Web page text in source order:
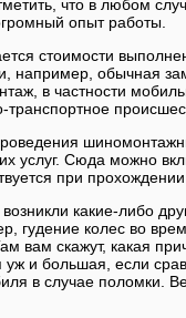
что в любом
опыт работы.
стоимости
например, обычная
в частности
транспортное
услуг. Сюда можно
при
какие-либо
гудение колес во
вам скажут, какая
уж и большая, если
в случае поломки.